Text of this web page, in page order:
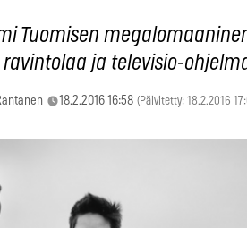
Tuomisen
ja televisio-
18.2.2016 16:58 (Päivitetty: 18.2.2016